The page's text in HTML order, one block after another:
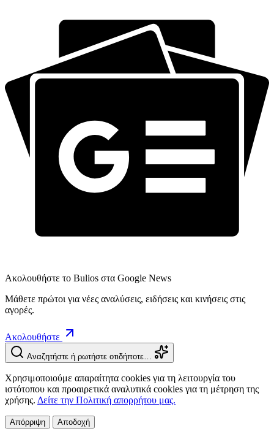
Ακολουθήστε το Bulios στα Google News
Μάθετε πρώτοι για νέες αναλύσεις, ειδήσεις και κινήσεις στις
αγορές.
Ακολουθήστε
Αναζητήστε ή ρωτήστε οτιδήποτε…
Χρησιμοποιούμε απαραίτητα cookies για τη λειτουργία του
ιστότοπου και προαιρετικά αναλυτικά cookies για τη μέτρηση της
χρήσης. Δείτε την Πολιτική απορρήτου μας.
Απόρριψη Αποδοχή